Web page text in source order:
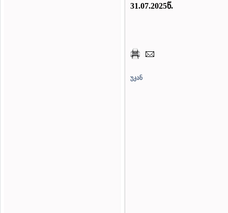
31.07.2025წ.
უკან